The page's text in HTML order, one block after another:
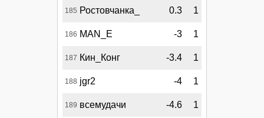
185 Ростовчанка_ 0.3 1
186 MAN_E -3 1
187 Кин_Конг -3.4 1
188 jgr2 -4 1
189 всемудачи -4.6 1